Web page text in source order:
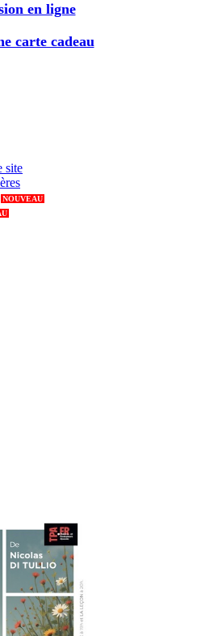
en ligne
carte cadeau
site
NOUVEAU